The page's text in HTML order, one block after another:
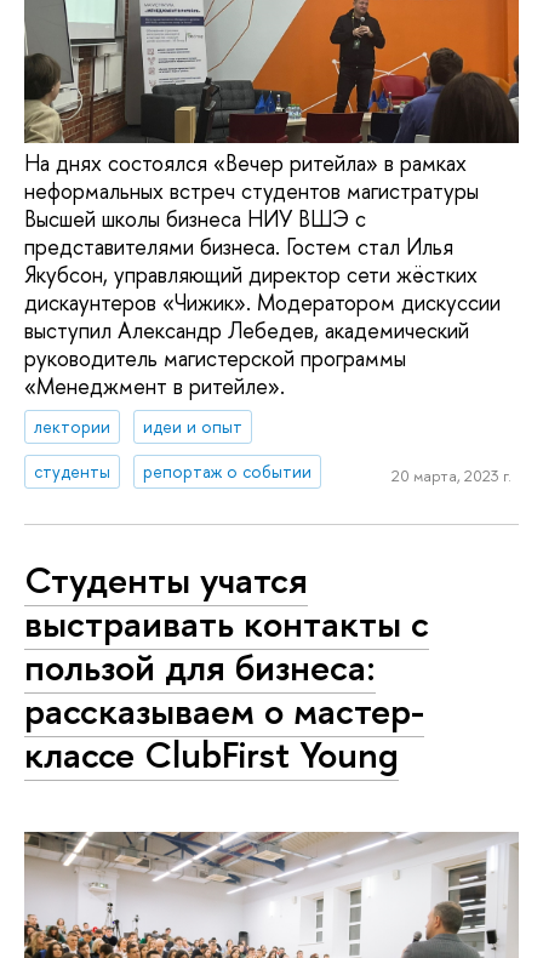
На днях состоялся «Вечер ритейла» в рамках
неформальных встреч студентов магистратуры
Высшей школы бизнеса НИУ ВШЭ с
представителями бизнеса. Гостем стал Илья
Якубсон, управляющий директор сети жёстких
дискаунтеров «Чижик». Модератором дискуссии
выступил Александр Лебедев, академический
руководитель магистерской программы
«Менеджмент в ритейле».
лектории
идеи и опыт
студенты
репортаж о событии 20 марта, 2023 г.
Студенты учатся
выстраивать контакты с
пользой для бизнеса:
рассказываем о мастер-
классе ClubFirst Young